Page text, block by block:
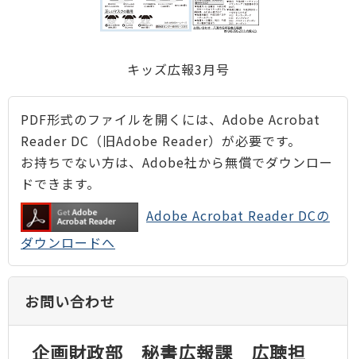
キッズ広報3月号
PDF形式のファイルを開くには、Adobe Acrobat
Reader DC（旧Adobe Reader）が必要です。
お持ちでない方は、Adobe社から無償でダウンロー
ドできます。
Adobe Acrobat Reader DCの
ダウンロードへ
お問い合わせ
企画財政部 秘書広報課 広聴担